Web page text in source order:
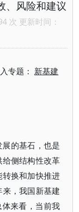
、风险和建议
次 更新时间：
专题： 新基建
的基石，也是
侧结构性改革
换和加快推进
，我国新基建
来看，当前我